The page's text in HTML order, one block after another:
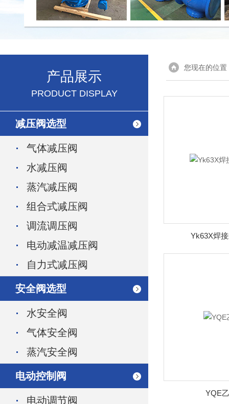
产品展示
PRODUCT DISPLAY
减压阀选型
气体减压阀
水减压阀
蒸汽减压阀
组合式减压阀
调流调压阀
电动减温减压阀
自力式减压阀
安全阀选型
水安全阀
气体安全阀
蒸汽安全阀
电动控制阀
电动调节阀
您现在的位置
Yk63X焊
YQE